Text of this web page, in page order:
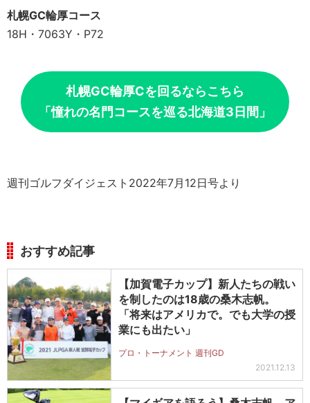
札幌GC輪厚コース
18H・7063Y・P72
札幌GC輪厚Cを回るならこちら
「憧れの名門コースを巡る北海道3日間」
週刊ゴルフダイジェスト2022年7月12日号より
おすすめ記事
【加賀電子カップ】新人たちの戦い
を制したのは18歳の桑木志帆。
「将来はアメリカで。でも大学の授
業にも出たい」
プロ・トーナメント 週刊GD
2021.12.13